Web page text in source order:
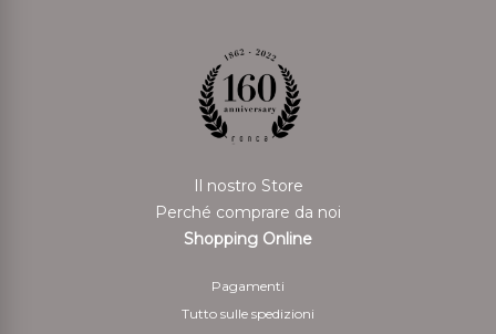
mezzo di pagamento scelto. Il rimborso può essere
sospeso fino al ricevimento dei beni oppure fino
allíavvenuta dimostrazione da parte del cliente di aver
Per il rimborso da effettuarsi tramite bonifico bancario
il Cliente deve indicare anche le coordinate bancarie
necessarie per restituire le somme corrisposte
valore dei beni risultante da una manipolazione diversa
da quella necessaria per stabilire la natura, le
Il nostro Store
Perché comprare da noi
Shopping Online
Pagamenti
Tutto sulle spedizioni